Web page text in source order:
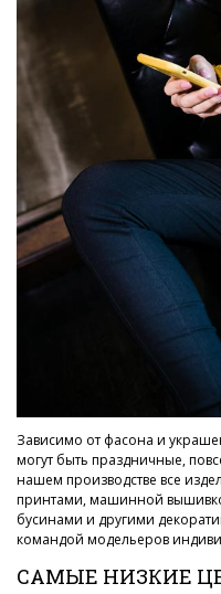
Зависимо от фасона и
могут быть праздничные,
нашем производстве все
принтами, машинной
бусинами и другими
командой модельеров
САМЫЕ НИЗКИЕ